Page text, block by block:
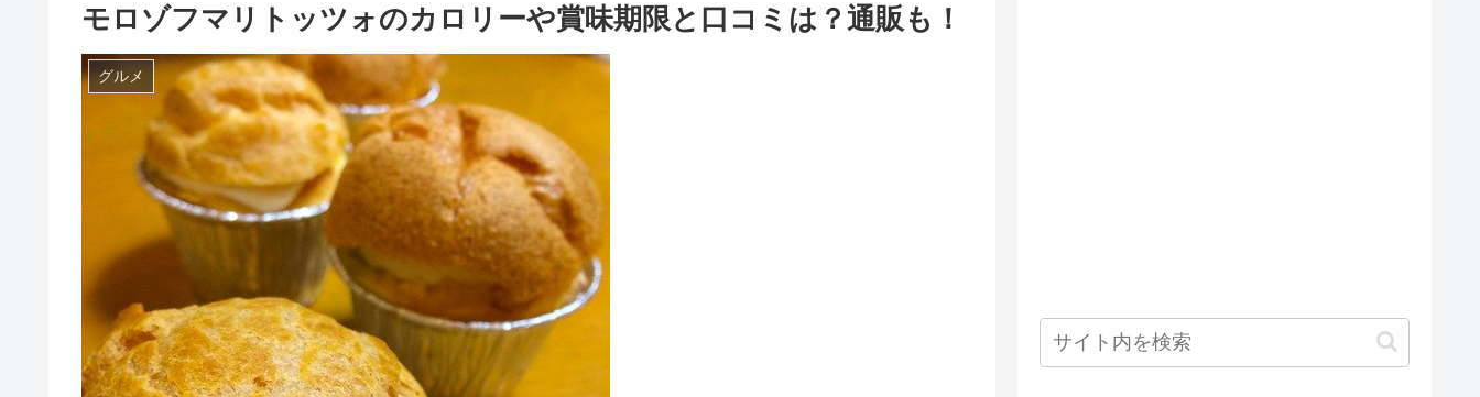
モロゾフマリトッツォのカロリーや賞味期限と口コミは？通販も！
グルメ